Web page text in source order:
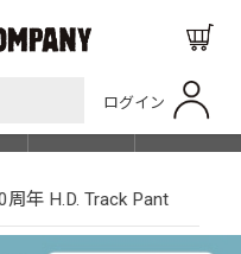
ログイン
SHOP LIST
年 H.D. Track Pant